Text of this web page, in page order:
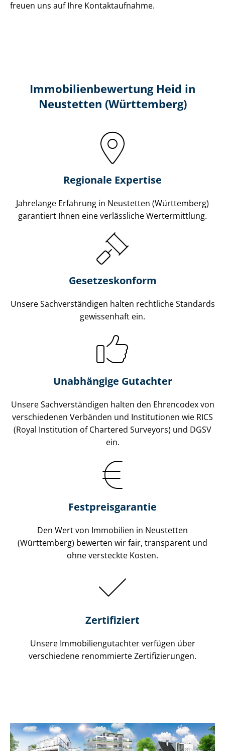
freuen uns auf Ihre Kontaktaufnahme.
Immobilien­bewertung Heid in
Neustetten (Württemberg)
Regionale Expertise
Jahrelange Erfahrung in Neustetten (Württemberg)
garantiert Ihnen eine verlässliche Wertermittlung.
Gesetzes­konform
Unsere Sach­ver­stän­di­gen halten rechtliche Standards
gewissenhaft ein.
Unabhängige Gutachter
Unsere Sach­ver­stän­di­gen halten den Ehrencodex von
verschiedenen Verbänden und Institutionen wie RICS
(Royal Institution of Chartered Surveyors) und DGSV
ein.
Festpreis​garantie
Den Wert von Immobilien in Neustetten
(Württemberg) bewerten wir fair, transparent und
ohne versteckte Kosten.
Zertifiziert
Unsere Immobilien­gutachter verfügen über
verschiedene renommierte Zer­ti­fi­zie­run­gen.